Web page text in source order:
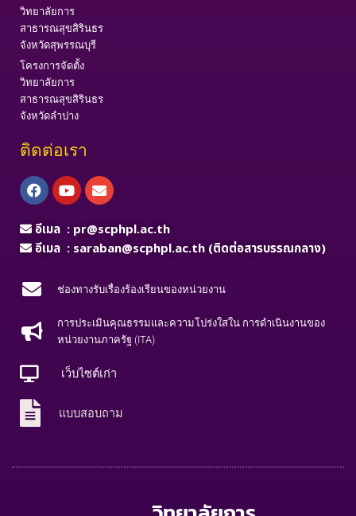
วิทยาลัยการ
สาธารณสุขสิรินธร
จังหวัดสุพรรณบุรี
โครงการจัดตั้ง
วิทยาลัยการ
สาธารณสุขสิรินธร
จังหวัดลำปาง
ติดต่อเรา
Facebook
YoutubeEnvelope
อีเมล : pr@scphpl.ac.th
อีเมล : saraban@scphpl.ac.th (ติดต่อสารบรรณกลาง)
ช่องทางรับเรื่องร้องเรียนของหน่วยงาน
การประเมินคุณธรรมและความโปร่งใสใน การดำเนินงานของ
หน่วยงานภาครัฐ (ITA)
เว็บไซต์เก่า
แบบสอบถาม